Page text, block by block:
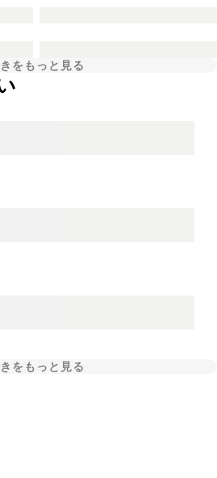
をもっと見る
をもっと見る